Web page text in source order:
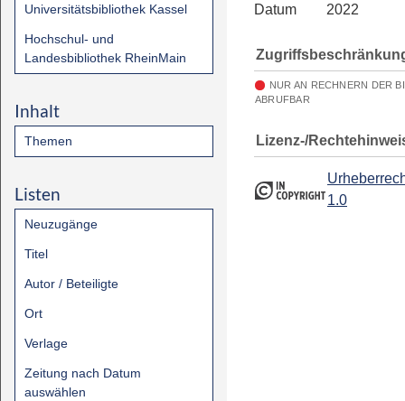
Universitätsbibliothek Kassel
Hochschul- und
Landesbibliothek RheinMain
Inhalt
Themen
Listen
Neuzugänge
Titel
Autor / Beteiligte
Ort
Verlage
Zeitung nach Datum
auswählen
Datum
2022
NUR AN RECHNERN DER
ABRUFBAR
Lizenz-/
1.0